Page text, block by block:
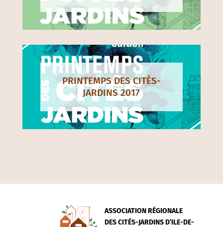
PRINTEMPS DES CITÉS-
JARDINS 2017
ASSOCIATION RÉGIONALE
DES CITÉS-JARDINS D’ILE-DE-